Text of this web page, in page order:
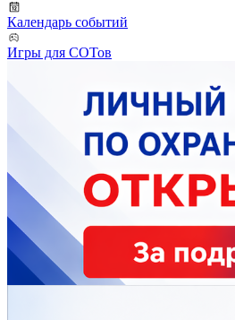
Календарь событий
Игры для СОТов